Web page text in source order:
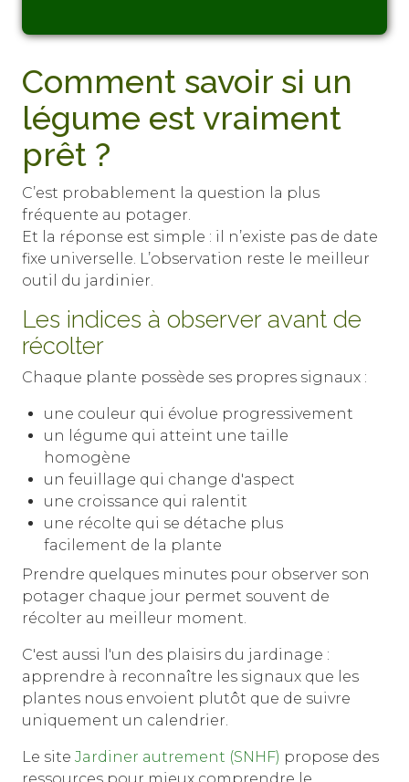
Comment savoir si un
légume est vraiment
prêt ?
C’est probablement la question la plus
fréquente au potager.
Et la réponse est simple : il n’existe pas de date
fixe universelle. L’observation reste le meilleur
outil du jardinier.
Les indices à observer avant de
récolter
Chaque plante possède ses propres signaux :
une couleur qui évolue progressivement
un légume qui atteint une taille
homogène
un feuillage qui change d'aspect
une croissance qui ralentit
une récolte qui se détache plus
facilement de la plante
Prendre quelques minutes pour observer son
potager chaque jour permet souvent de
récolter au meilleur moment.
C'est aussi l'un des plaisirs du jardinage :
apprendre à reconnaître les signaux que les
plantes nous envoient plutôt que de suivre
uniquement un calendrier.
Le site Jardiner autrement (SNHF) propose des